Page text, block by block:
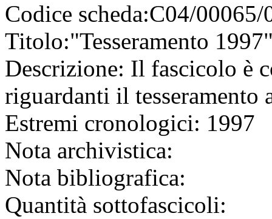
Codice scheda:C04/00065/
Titolo:"Tesseramento
Descrizione: Il fascicolo è
riguardanti il tesseramento
Estremi cronologici: 1997
Nota archivistica:
Nota bibliografica:
Quantità sottofascicoli: